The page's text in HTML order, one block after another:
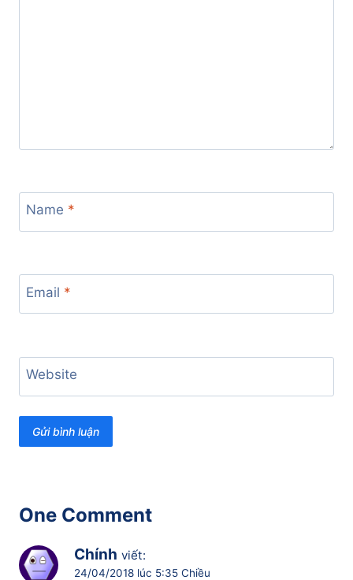
Name *
Email *
Website
One Comment
Chính viết:
24/04/2018 lúc 5:35 Chiều